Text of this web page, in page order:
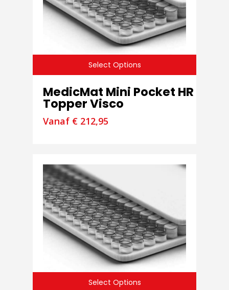
Select Options
MedicMat Mini Pocket HR
Topper Visco
Vanaf € 212,95
Select Options